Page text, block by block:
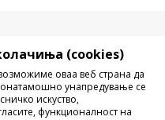
(cookies)
оваа веб страна да
унапредување се
искуство,
функционалност на